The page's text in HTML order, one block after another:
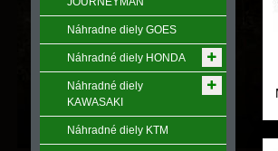
Náhradne diely GOES
Náhradné diely HONDA
Náhradné diely
KAWASAKI
Náhradné diely KTM